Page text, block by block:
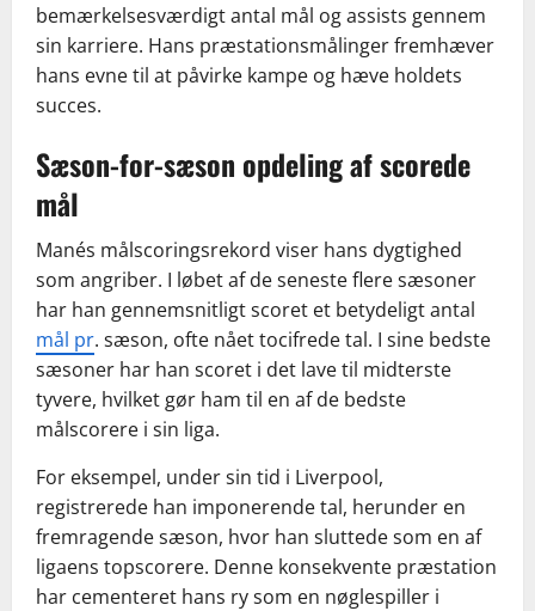
bemærkelsesværdigt antal mål og assists gennem
sin karriere. Hans præstationsmålinger fremhæver
hans evne til at påvirke kampe og hæve holdets
succes.
Sæson-for-sæson opdeling af scorede
mål
Manés målscoringsrekord viser hans dygtighed
som angriber. I løbet af de seneste flere sæsoner
har han gennemsnitligt scoret et betydeligt antal
mål pr. sæson, ofte nået tocifrede tal. I sine bedste
sæsoner har han scoret i det lave til midterste
tyvere, hvilket gør ham til en af de bedste
målscorere i sin liga.
For eksempel, under sin tid i Liverpool,
registrerede han imponerende tal, herunder en
fremragende sæson, hvor han sluttede som en af
ligaens topscorere. Denne konsekvente præstation
har cementeret hans ry som en nøglespiller i